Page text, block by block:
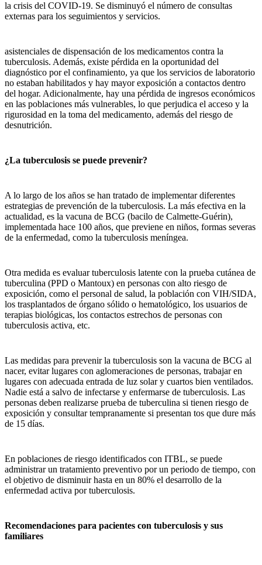
la crisis del COVID-19. Se disminuyó el número de consultas
externas para los seguimientos y servicios.
asistenciales de dispensación de los medicamentos contra la
tuberculosis. Además, existe pérdida en la oportunidad del
diagnóstico por el confinamiento, ya que los servicios de laboratorio
no estaban habilitados y hay mayor exposición a contactos dentro
del hogar. Adicionalmente, hay una pérdida de ingresos económicos
en las poblaciones más vulnerables, lo que perjudica el acceso y la
rigurosidad en la toma del medicamento, además del riesgo de
desnutrición.
¿La tuberculosis se puede prevenir?
A lo largo de los años se han tratado de implementar diferentes
estrategias de prevención de la tuberculosis. La más efectiva en la
actualidad, es la vacuna de BCG (bacilo de Calmette-Guérin),
implementada hace 100 años, que previene en niños, formas severas
de la enfermedad, como la tuberculosis meníngea.
Otra medida es evaluar tuberculosis latente con la prueba cutánea de
tuberculina (PPD o Mantoux) en personas con alto riesgo de
exposición, como el personal de salud, la población con VIH/SIDA,
los trasplantados de órgano sólido o hematológico, los usuarios de
terapias biológicas, los contactos estrechos de personas con
tuberculosis activa, etc.
Las medidas para prevenir la tuberculosis son la vacuna de BCG al
nacer, evitar lugares con aglomeraciones de personas, trabajar en
lugares con adecuada entrada de luz solar y cuartos bien ventilados.
Nadie está a salvo de infectarse y enfermarse de tuberculosis. Las
personas deben realizarse prueba de tuberculina si tienen riesgo de
exposición y consultar tempranamente si presentan tos que dure más
de 15 días.
En poblaciones de riesgo identificados con ITBL, se puede
administrar un tratamiento preventivo por un periodo de tiempo, con
el objetivo de disminuir hasta en un 80% el desarrollo de la
enfermedad activa por tuberculosis.
Recomendaciones para pacientes con tuberculosis y sus
familiares